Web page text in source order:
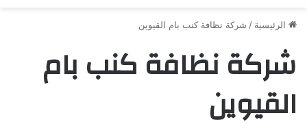
الرئيسية / شركة نظافة كنب بام القيوين
شركة نظافة كنب بام
القيوين